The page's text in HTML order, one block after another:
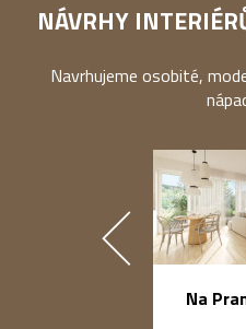
NÁVRHY
Navrhujeme osobité,
Na